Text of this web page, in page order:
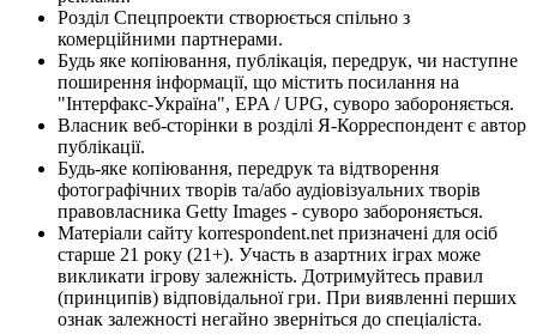
Розділ Спецпроекти створюється спільно з
комерційними партнерами.
Будь яке копіювання, публікація, передрук, чи наступне
поширення інформації, що містить посилання на
"Інтерфакс-Україна", EPA / UPG, суворо забороняється.
Власник веб-сторінки в розділі Я-Корреспондент є автор
публікації.
Будь-яке копіювання, передрук та відтворення
фотографічних творів та/або аудіовізуальних творів
правовласника Getty Images - суворо забороняється.
Матеріали сайту korrespondent.net призначені для осіб
старше 21 року (21+). Участь в азартних іграх може
викликати ігрову залежність. Дотримуйтесь правил
(принципів) відповідальної гри. При виявленні перших
ознак залежності негайно зверніться до спеціаліста.